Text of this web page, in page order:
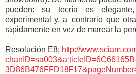
pueden: su teoría es elegante,
experimental y, al contrario que
rápidamente en vez de marear la
Resolución E8: http://